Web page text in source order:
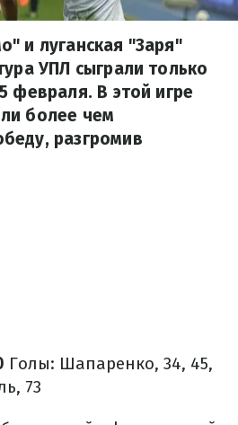
и луганская "Заря"
УПЛ сыграли только
февраля. В этой игре
более чем
разгромив
Голы: Шапаренко, 34, 45,
73